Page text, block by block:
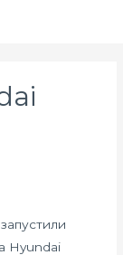
Hyundai